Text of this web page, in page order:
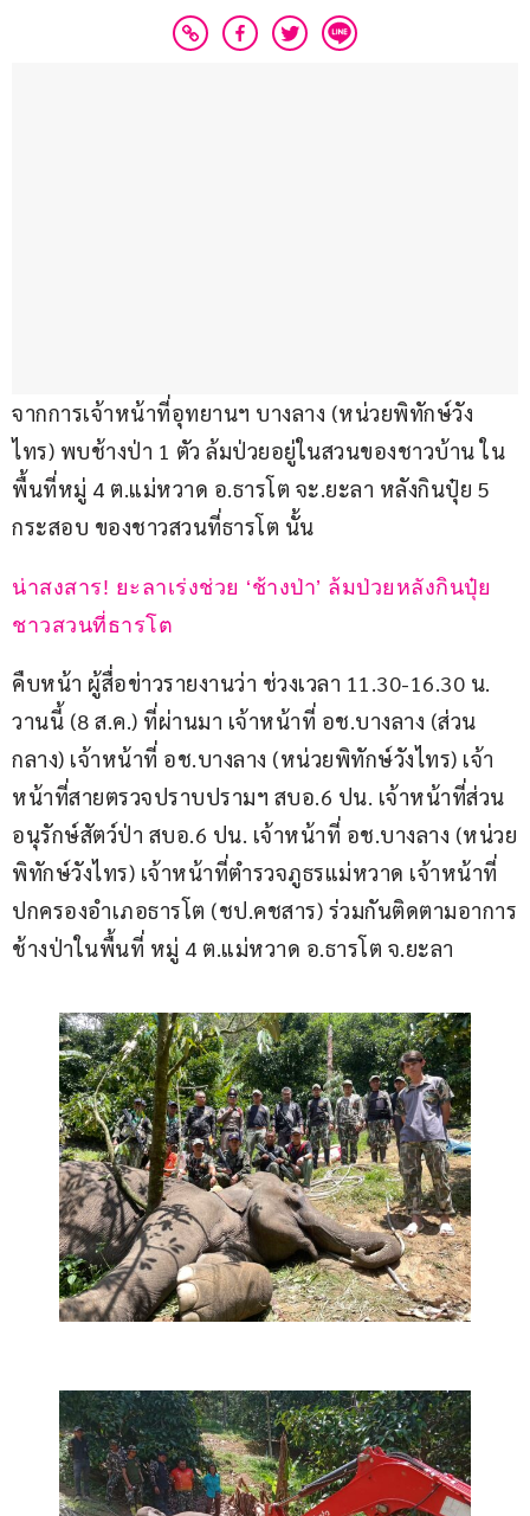
จากการเจ้าหน้าที่อุทยานฯ บางลาง (หน่วยพิทักษ์วัง
ไทร) พบช้างป่า 1 ตัว ล้มป่วยอยู่ในสวนของชาวบ้าน ใน
พื้นที่หมู่ 4 ต.แม่หวาด อ.ธารโต จะ.ยะลา หลังกินปุ๋ย 5
กระสอบ ของชาวสวนที่ธารโต นั้น
น่าสงสาร! ยะลาเร่งช่วย ‘ช้างป่า’ ล้มป่วยหลังกินปุ๋ย
ชาวสวนที่ธารโต
คืบหน้า ผู้สื่อข่าวรายงานว่า ช่วงเวลา 11.30-16.30 น.
วานนี้ (8 ส.ค.) ที่ผ่านมา เจ้าหน้าที่ อช.บางลาง (ส่วน
กลาง) เจ้าหน้าที่ อช.บางลาง (หน่วยพิทักษ์วังไทร) เจ้า
หน้าที่สายตรวจปราบปรามฯ สบอ.6 ปน. เจ้าหน้าที่ส่วน
อนุรักษ์สัตว์ป่า สบอ.6 ปน. เจ้าหน้าที่ อช.บางลาง (หน่วย
พิทักษ์วังไทร) เจ้าหน้าที่ตำรวจภูธรแม่หวาด เจ้าหน้าที่
ปกครองอำเภอธารโต (ชป.คชสาร) ร่วมกันติดตามอาการ
ช้างป่าในพื้นที่ หมู่ 4 ต.แม่หวาด อ.ธารโต จ.ยะลา